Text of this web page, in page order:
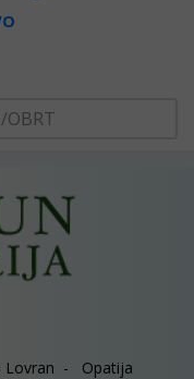
OBRT
Lovran - Opatija